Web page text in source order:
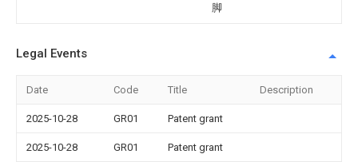
脚
Legal Events
Date Code Title Description
2025-10-28 GR01 Patent grant
2025-10-28 GR01 Patent grant